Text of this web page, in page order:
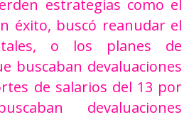
estrategias como el
éxito, buscó reanudar el
o los planes de
buscaban devaluaciones
de salarios del 13 por
devaluaciones